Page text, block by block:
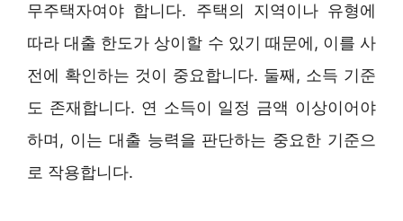
무주택자여야 합니다. 주택의 지역이나 유형에
따라 대출 한도가 상이할 수 있기 때문에, 이를 사
전에 확인하는 것이 중요합니다. 둘째, 소득 기준
도 존재합니다. 연 소득이 일정 금액 이상이어야
하며, 이는 대출 능력을 판단하는 중요한 기준으
로 작용합니다.